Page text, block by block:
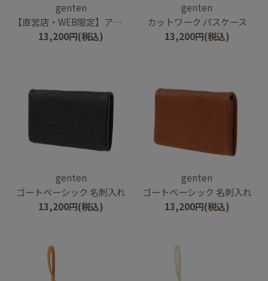
genten
【直営店・WEB限定】アマーノ メガネケース
13,200円(税込)
genten
カットワーク パスケース
13,200円(税込)
genten
ゴートベーシック 名刺入れ
13,200円(税込)
genten
ゴートベーシック 名刺入れ
13,200円(税込)